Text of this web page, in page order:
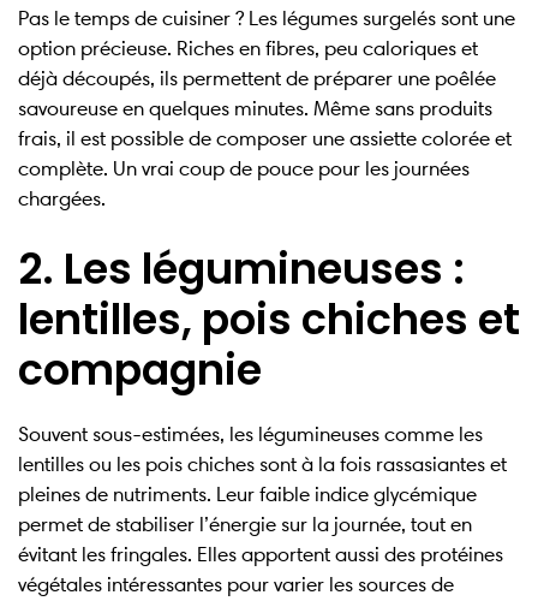
Pas le temps de cuisiner ? Les légumes surgelés sont une
option précieuse. Riches en fibres, peu caloriques et
déjà découpés, ils permettent de préparer une poêlée
savoureuse en quelques minutes. Même sans produits
frais, il est possible de composer une assiette colorée et
complète. Un vrai coup de pouce pour les journées
chargées.
2. Les légumineuses :
lentilles, pois chiches et
compagnie
Souvent sous-estimées, les légumineuses comme les
lentilles ou les pois chiches sont à la fois rassasiantes et
pleines de nutriments. Leur faible indice glycémique
permet de stabiliser l’énergie sur la journée, tout en
évitant les fringales. Elles apportent aussi des protéines
végétales intéressantes pour varier les sources de